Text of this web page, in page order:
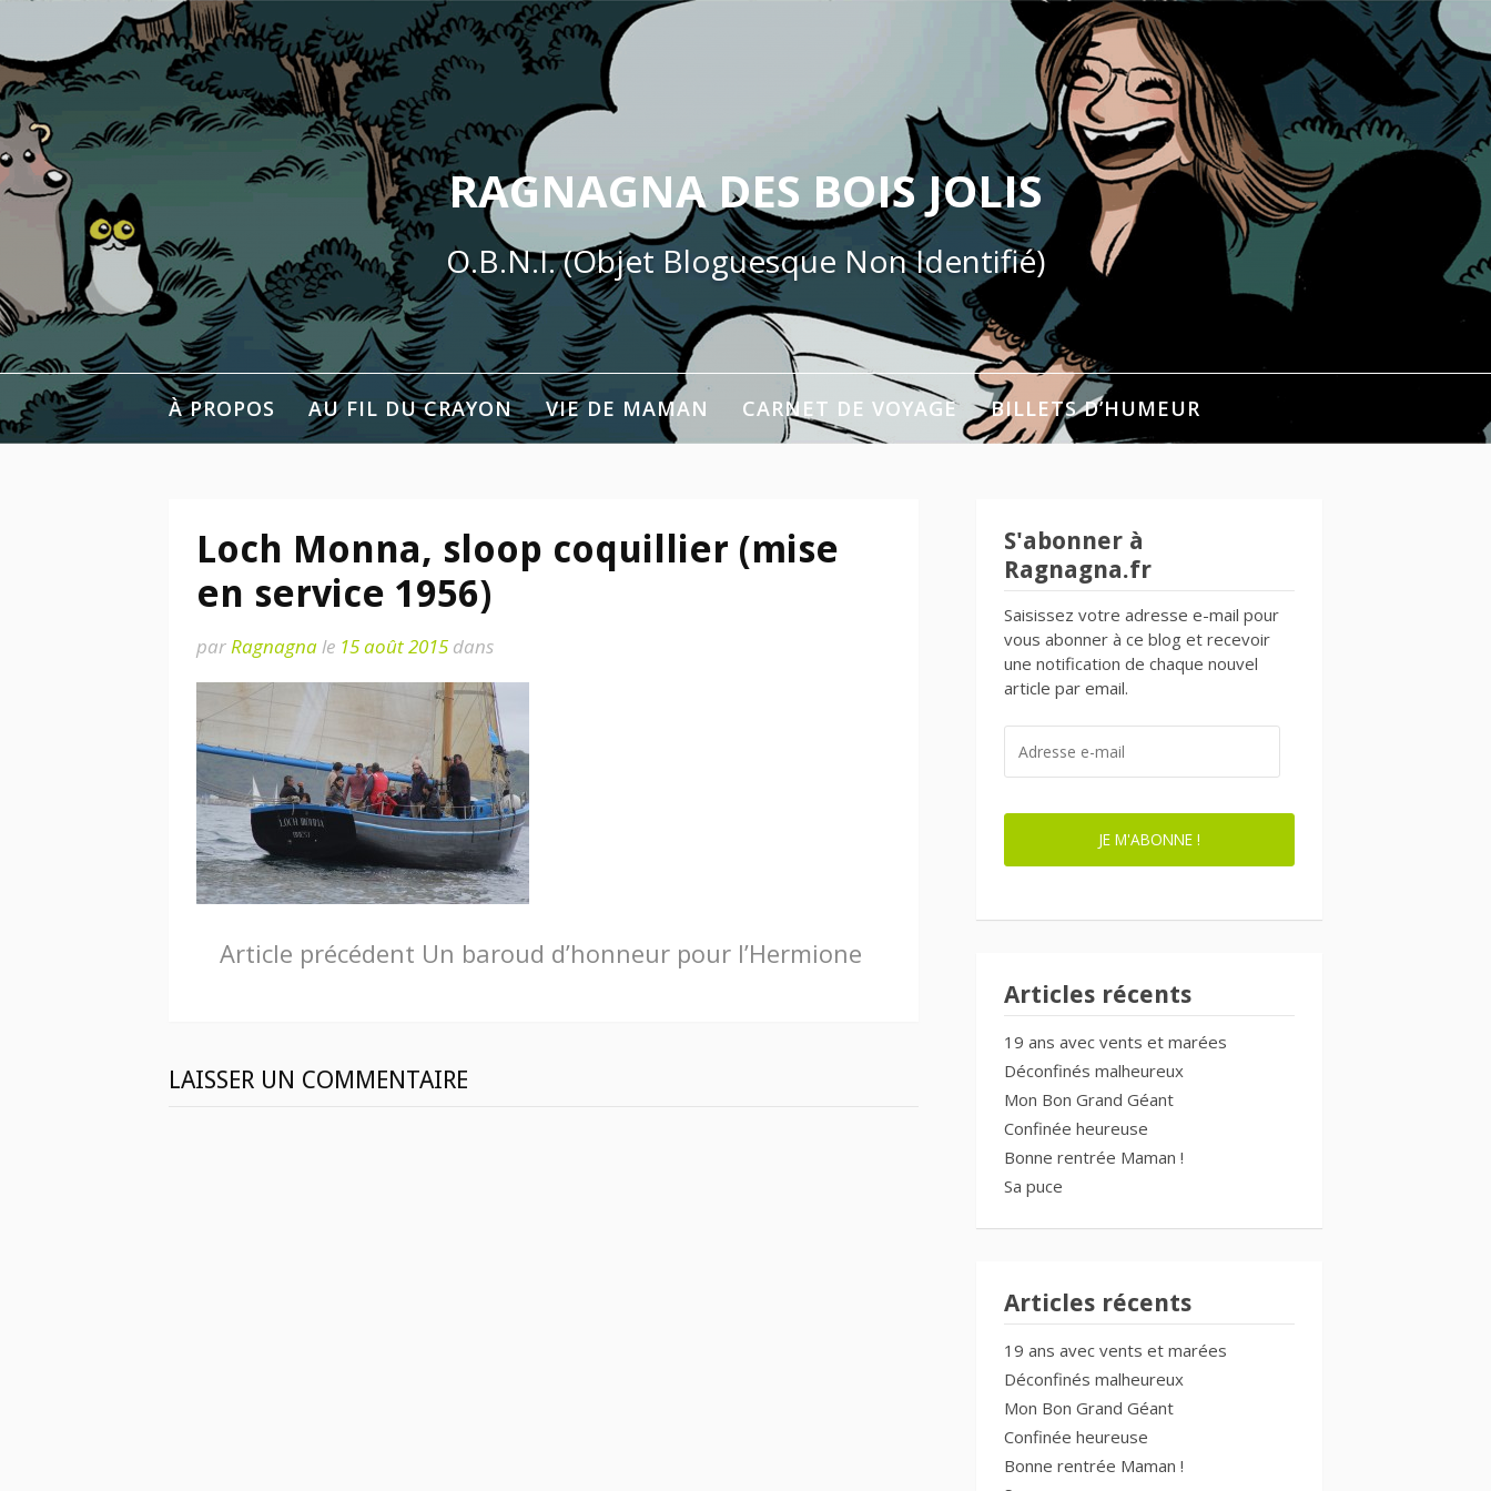
contenu
RAGNAGNA DES BOIS JOLIS
O.B.N.I. (Objet Bloguesque Non Identifié)
À PROPOS AU FIL DU CRAYON VIE DE MAMAN CARNET DE VOYAGE BILLETS D’HUMEUR
Loch Monna, sloop coquillier (mise
en service 1956)
parRagnagnale 15 août 2015 dans
Lire
Article précédent Un baroud d’honneur pour l’Hermione
LAISSER UN COMMENTAIRE
S'abonner à
Ragnagna.fr
Saisissez votre adresse e-mail pour
vous abonner à ce blog et recevoir
une notification de chaque nouvel
article par email.
MAIL
JE M'ABONNE !
Articles récents
19 ans avec vents et marées
Déconfinés malheureux
Mon Bon Grand Géant
Confinée heureuse
Bonne rentrée Maman !
Sa puce
Articles récents
19 ans avec vents et marées
Déconfinés malheureux
Mon Bon Grand Géant
Confinée heureuse
Bonne rentrée Maman !